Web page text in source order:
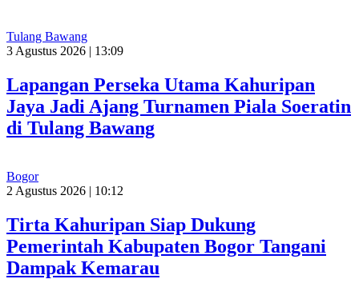
Tulang Bawang
3 Agustus 2026 | 13:09
Lapangan Perseka Utama Kahuripan
Jaya Jadi Ajang Turnamen Piala Soeratin
di Tulang Bawang
Bogor
2 Agustus 2026 | 10:12
Tirta Kahuripan Siap Dukung
Pemerintah Kabupaten Bogor Tangani
Dampak Kemarau